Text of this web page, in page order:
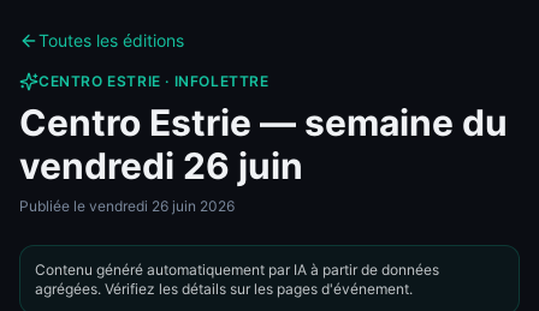
Toutes les éditions
CENTRO ESTRIE · INFOLETTRE
Centro Estrie — semaine du
vendredi 26 juin
Publiée le vendredi 26 juin 2026
Contenu généré automatiquement par IA à partir de données
agrégées. Vérifiez les détails sur les pages d'événement.